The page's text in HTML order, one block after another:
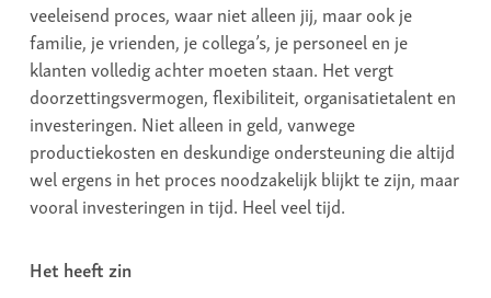
veeleisend proces, waar niet alleen jij, maar ook je
familie, je vrienden, je collega’s, je personeel en je
klanten volledig achter moeten staan. Het vergt
doorzettingsvermogen, flexibiliteit, organisatietalent en
investeringen. Niet alleen in geld, vanwege
productiekosten en deskundige ondersteuning die altijd
wel ergens in het proces noodzakelijk blijkt te zijn, maar
vooral investeringen in tijd. Heel veel tijd.
Het heeft zin